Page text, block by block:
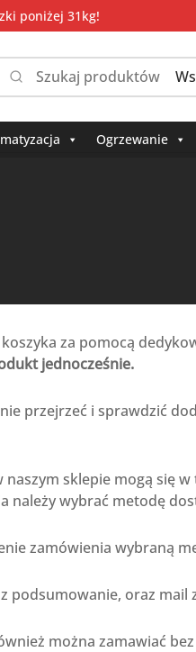
poniżej 31kg!
Narrow
category:
Ogrzewanie
za pomocą
jednocześnie.
przejrzeć i sprawdzić
sklepie mogą się
wybrać metodę
zamówienia wybraną
podsumowanie, oraz mail
można zamawiać